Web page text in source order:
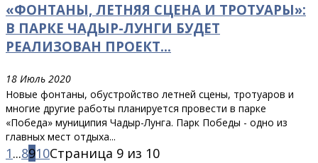
«ФОНТАНЫ, ЛЕТНЯЯ СЦЕНА И ТРОТУАРЫ»:
В ПАРКЕ ЧАДЫР-ЛУНГИ БУДЕТ
РЕАЛИЗОВАН ПРОЕКТ...
18 Июль 2020
Новые фонтаны, обустройство летней сцены, тротуаров и
многие другие работы планируется провести в парке
«Победа» муниципия Чадыр-Лунга. Парк Победы - одно из
главных мест отдыха...
1...8910Страница 9 из 10